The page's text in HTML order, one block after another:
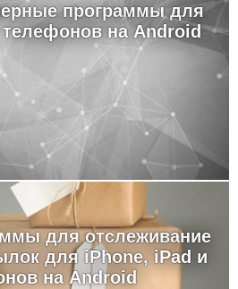
программы для
на Android
для отслеживание
для iPhone, iPad и
на Android